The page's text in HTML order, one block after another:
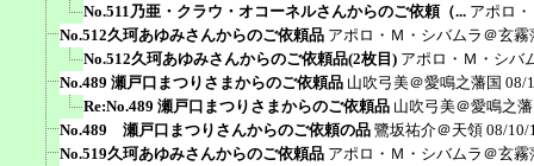
No.511乃亜・クラウ・オコーネルさんからのご依頼（... アポロ
No.512久珂あゆみさんからのご依頼品 アポロ・Ｍ・シバムラ＠玄霧
No.512久珂あゆみさんからのご依頼品(2枚目) アポロ・Ｍ・シバ
No.489 瀬戸口まつりさまからのご依頼品 山吹弓美＠愛鳴之藩国 08/
Re:No.489 瀬戸口まつりさまからのご依頼品 山吹弓美＠愛鳴之
No.489 瀬戸口まつりさんからのご依頼の品 鷺坂祐介＠天領 08/10/
No.519久珂あゆみさんからのご依頼品 アポロ・Ｍ・シバムラ＠玄霧